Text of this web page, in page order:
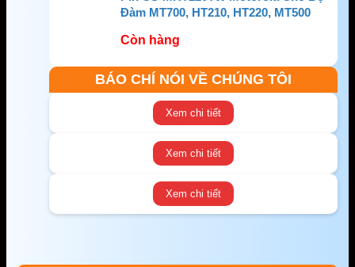
Đàm MT700, HT210, HT220, MT500
Còn hàng
BÁO CHÍ NÓI VỀ CHÚNG TÔI
Xem chi tiết
Xem chi tiết
Xem chi tiết